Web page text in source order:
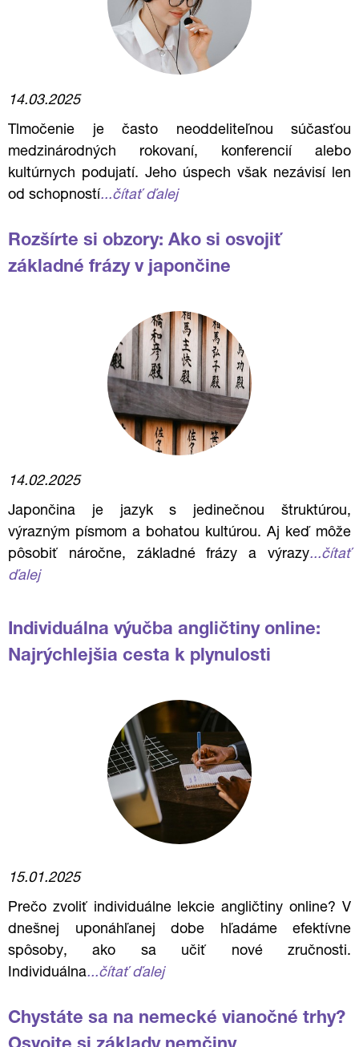
14.03.2025
Tlmočenie je často neoddeliteľnou súčasťou
medzinárodných rokovaní, konferencií alebo
kultúrnych podujatí. Jeho úspech však nezávisí len
od schopností...čítať ďalej
Rozšírte si obzory: Ako si osvojiť
základné frázy v japončine
14.02.2025
Japončina je jazyk s jedinečnou štruktúrou,
výrazným písmom a bohatou kultúrou. Aj keď môže
pôsobiť náročne, základné frázy a výrazy...čítať
ďalej
Individuálna výučba angličtiny online:
Najrýchlejšia cesta k plynulosti
15.01.2025
Prečo zvoliť individuálne lekcie angličtiny online? V
dnešnej uponáhľanej dobe hľadáme efektívne
spôsoby, ako sa učiť nové zručnosti.
Individuálna...čítať ďalej
Chystáte sa na nemecké vianočné trhy?